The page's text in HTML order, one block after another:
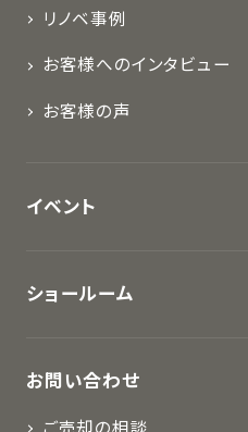
リノベ事例
お客様へのインタビュー
お客様の声
イベント
ショールーム
お問い合わせ